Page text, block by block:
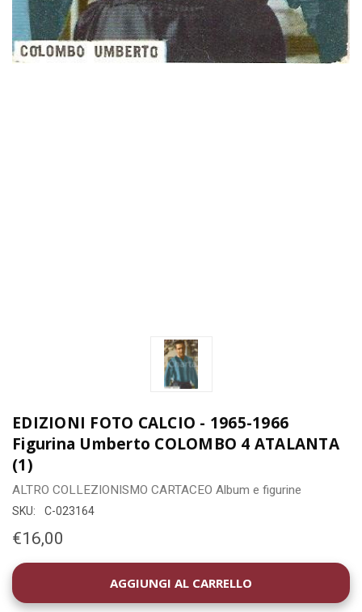
EDIZIONI FOTO CALCIO - 1965-1966
Figurina Umberto COLOMBO 4 ATALANTA
(1)
ALTRO COLLEZIONISMO CARTACEO Album e figurine
SKU: C-023164
€16,00
DISPONIBILITÀ
ATTUALE: